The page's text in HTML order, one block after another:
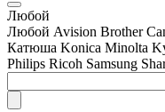
Любой
Любой Avision Brother
Катюша Konica Minolta
Philips Ricoh Samsung